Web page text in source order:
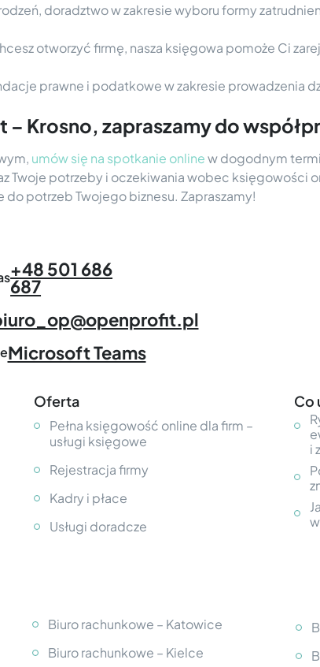
doradztwo w zakresie wyboru formy
otworzyć firmę, nasza księgowa pomoże Ci
prawne i podatkowe w zakresie prowadzenia
Krosno, zapraszamy do
umów się na spotkanie onlinew dogodnym
potrzeby i oczekiwania wobec księgowości
do potrzeb Twojego biznesu. Zapraszamy!
+48 501 686
687
Microsoft Teams
Oferta
Pełna księgowość online dla firm –
usługi księgowe
Rejestracja firmy
Kadry i płace
Usługi doradcze
Co
i
Biuro rachunkowe – Katowice
Biuro rachunkowe – Kielce